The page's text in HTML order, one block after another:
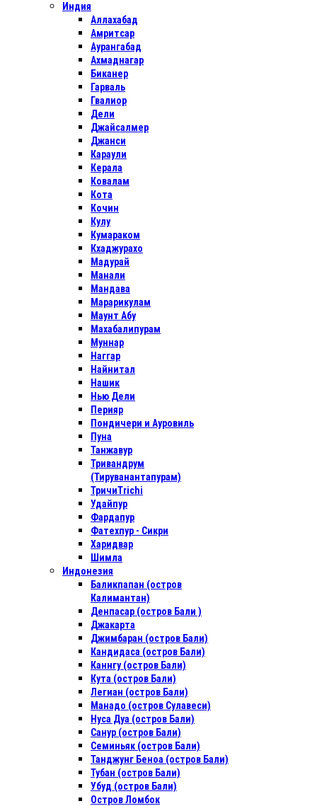
Индия
Аллахабад
Амритсар
Аурангабад
Ахмаднагар
Биканер
Гарваль
Гвалиор
Дели
Джайсалмер
Джанси
Караули
Керала
Ковалам
Кота
Кочин
Кулу
Кумараком
Кхаджурахо
Мадурай
Манали
Мандава
Марарикулам
Маунт Абу
Махабалипурам
Муннар
Наггар
Найнитал
Нашик
Нью Дели
Перияр
Пондичери и Ауровиль
Пуна
Танжавур
Тривандрум
(Тируванантапурам)
ТричиTrichi
Удайпур
Фардапур
Фатехпур - Сикри
Харидвар
Шимла
Индонезия
Баликпапан (остров
Калимантан)
Денпасар (остров Бали )
Джакарта
Джимбаран (остров Бали)
Кандидаса (остров Бали)
Каннгу (остров Бали)
Кута (остров Бали)
Легиан (остров Бали)
Манадо (остров Сулавеси)
Нуса Дуа (остров Бали)
Санур (остров Бали)
Семиньяк (остров Бали)
Танджунг Беноа (остров Бали)
Тубан (остров Бали)
Убуд (остров Бали)
Остров Ломбок